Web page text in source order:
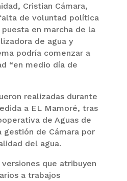
Cristian Cámara,
de voluntad política
en marcha de la
de agua y
podría comenzar a
“en medio día de
realizadas durante
a EL Mamoré, tras
de Aguas de
gestión de Cámara por
del agua.
que atribuyen
a trabajos